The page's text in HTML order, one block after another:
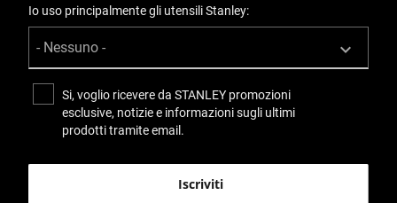
Io uso principalmente gli utensili Stanley:
Si, voglio ricevere da STANLEY promozioni
esclusive, notizie e informazioni sugli ultimi
prodotti tramite email.